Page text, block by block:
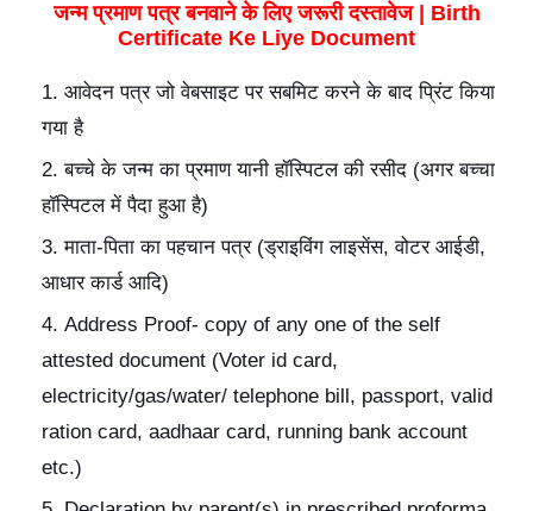
जन्म प्रमाण पत्र बनवाने के लिए जरूरी दस्तावेज | Birth
Certificate Ke Liye Document
आवेदन पत्र जो वेबसाइट पर सबमिट करने के बाद प्रिंट किया
गया है
बच्चे के जन्म का प्रमाण यानी हॉस्पिटल की रसीद (अगर बच्चा
हॉस्पिटल में पैदा हुआ है)
माता-पिता का पहचान पत्र (ड्राइविंग लाइसेंस, वोटर आईडी,
आधार कार्ड आदि)
Address Proof- copy of any one of the self
attested document (Voter id card,
electricity/gas/water/ telephone bill, passport, valid
ration card, aadhaar card, running bank account
etc.)